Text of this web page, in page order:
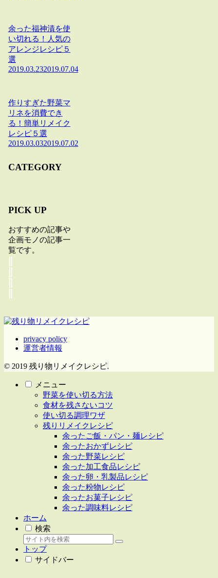
余った福神漬を使
い切れる！人気の
アレンジレシピ５
選
2019.03.232019.07.04
作りすぎた野菜マ
リネを消費でき
る！簡単リメイク
レシピ５選
2019.03.032019.07.02
CATEGORY
PICK UP
おすすめの記事や
企画モノの記事一
覧です。
privacy policy
運営者情報
© 2019 残り物リメイクレシピ.
メニュー
野菜を使い切る方法
食材を残さないコツ
使い切る調理ワザ
残りリメイクレシピ
余ったご飯・パン・麺レシピ
余ったおかずレシピ
余った野菜レシピ
余った加工食品レシピ
余った卵・乳製品レシピ
余った粉物レシピ
余ったお菓子レシピ
余った調味料レシピ
ホーム
検索
トップ
サイドバー